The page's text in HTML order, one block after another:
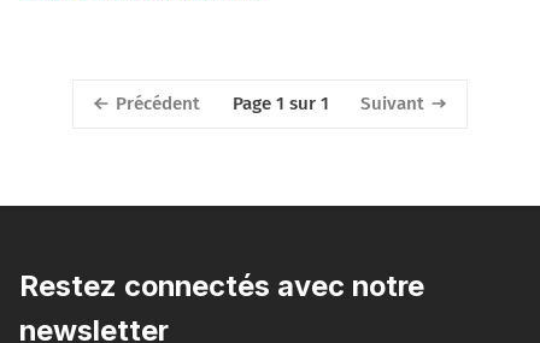
Précédent Page 1 sur 1 Suivant
Restez connectés avec notre
newsletter